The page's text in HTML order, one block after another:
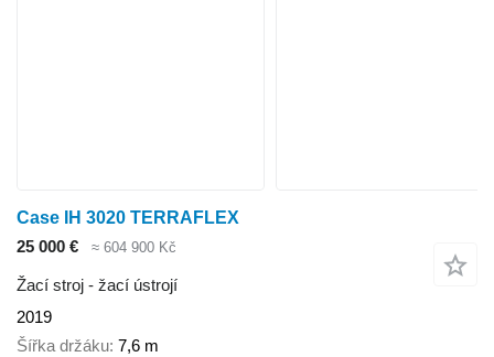
Case IH 3020 TERRAFLEX
25 000 €
≈ 604 900 Kč
Žací stroj - žací ústrojí
2019
Šířka držáku 7,6 m